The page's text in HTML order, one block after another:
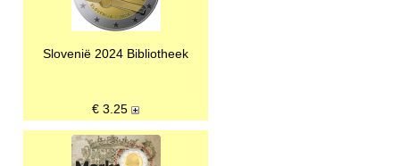
Slovenië 2024 Bibliotheek
€ 3.25